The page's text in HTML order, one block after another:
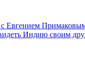
Евгением
Индию своим